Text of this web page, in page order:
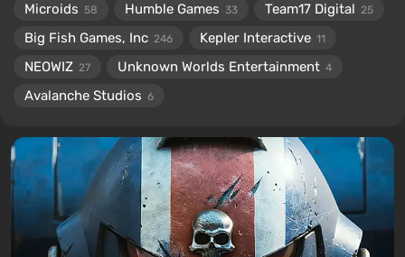
Microids 58 Humble Games 33 Team17 Digital 25
Big Fish Games, Inc 246 Kepler Interactive 11
NEOWIZ 27 Unknown Worlds Entertainment 4
Avalanche Studios 6